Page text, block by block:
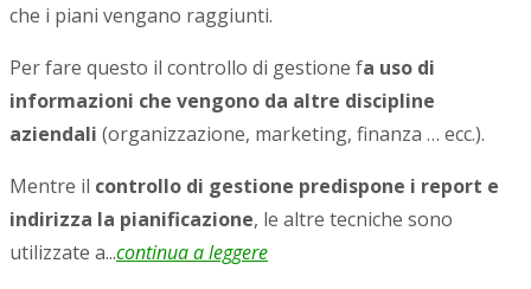
che i piani vengano raggiunti.
Per fare questo il controllo di gestione fa uso di
informazioni che vengono da altre discipline
aziendali (organizzazione, marketing, finanza … ecc.).
Mentre il controllo di gestione predispone i report e
indirizza la pianificazione, le altre tecniche sono
utilizzate a...continua a leggere